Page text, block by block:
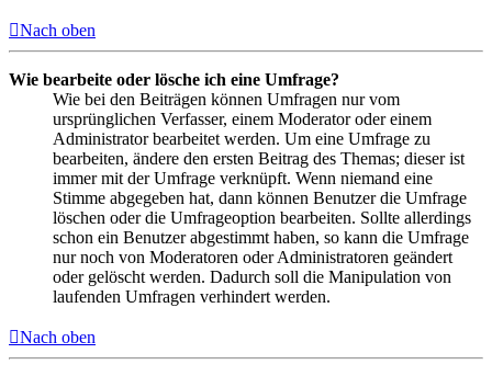
Nach oben
Wie bearbeite oder lösche ich eine Umfrage?
Wie bei den Beiträgen können Umfragen nur vom
ursprünglichen Verfasser, einem Moderator oder einem
Administrator bearbeitet werden. Um eine Umfrage zu
bearbeiten, ändere den ersten Beitrag des Themas; dieser ist
immer mit der Umfrage verknüpft. Wenn niemand eine
Stimme abgegeben hat, dann können Benutzer die Umfrage
löschen oder die Umfrageoption bearbeiten. Sollte allerdings
schon ein Benutzer abgestimmt haben, so kann die Umfrage
nur noch von Moderatoren oder Administratoren geändert
oder gelöscht werden. Dadurch soll die Manipulation von
laufenden Umfragen verhindert werden.
Nach oben